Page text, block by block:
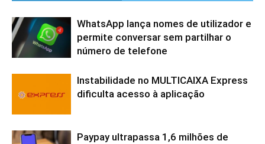
WhatsApp lança nomes de utilizador e
permite conversar sem partilhar o
número de telefone
Instabilidade no MULTICAIXA Express
dificulta acesso à aplicação
Paypay ultrapassa 1,6 milhões de